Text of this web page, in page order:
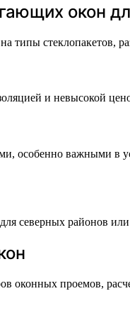
окон
типы
и невысокой
особенно важными в
северных районов
оконных проемов,